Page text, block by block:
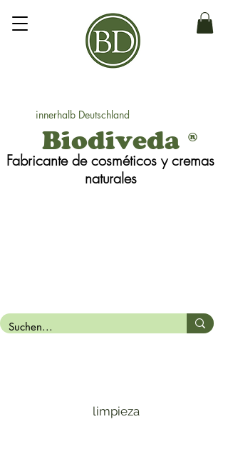
®
Biodiveda
Fabricante de cosméticos y cremas
naturales
innerhalb Deutschland
limpieza